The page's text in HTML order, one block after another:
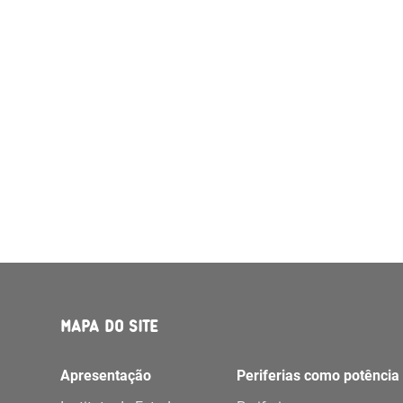
MAPA DO SITE
Apresentação
Periferias como potência